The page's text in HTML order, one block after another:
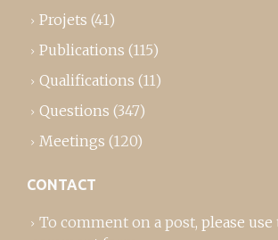
Projets (41)
Publications (115)
Qualifications (11)
Questions (347)
Meetings (120)
CONTACT
To comment on a post, please use